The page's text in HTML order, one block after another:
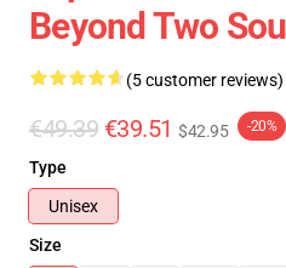
Beyond Two
(5 customer reviews)
€49.39 €39.51 $42.95 -20%
Type
Unisex
Size